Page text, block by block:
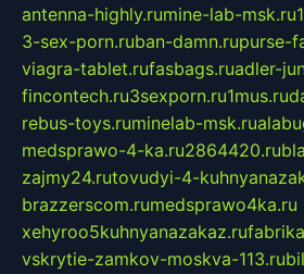
antenna-highly.rumine-lab-msk.ru
3-sex-porn.ruban-damn.rupurse-
viagra-tablet.rufasbags.ruadler-
fincontech.ru3sexporn.ru1mus.ru
rebus-toys.ruminelab-msk.ru
medsprawo-4-ka.ru2864420.ru
zajmy24.rutovudyi-4-
brazzerscom.rumedsprawo4ka.ru
xehyroo5kuhnyanazakaz.ru
vskrytie-zamkov-moskva-113.ru